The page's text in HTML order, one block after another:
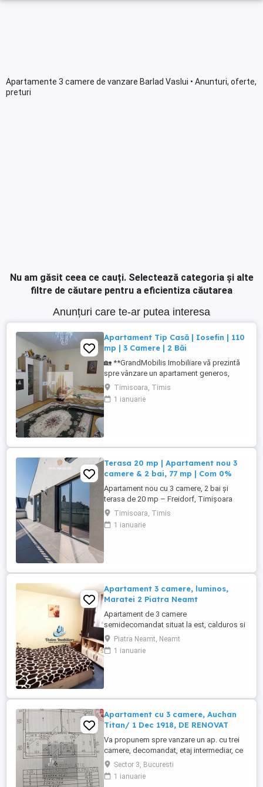
Apartamente 3 camere de vanzare Barlad Vaslui • Anunturi, oferte,
preturi
Nu am găsit ceea ce cauți. Selectează categoria și alte
filtre de căutare pentru a eficientiza căutarea
Anunțuri care te-ar putea interesa
Apartament Tip Casă | Iosefin | 110
mp | 3 Camere | 2 Băi
🏡 **GrandMobilis Imobiliare vă prezintă
spre vânzare un apartament generos,
recent renovat, situat în curte comună, în
zona Iosefin – Timișoara.** Dacă îți
dorești un apartament spațios, într-o zonă
Timisoara, Timis
1 ianuarie
Terasa 20 mp | Apartament nou 3
camere & 2 bai, 77 mp | Com 0%
Apartament nou cu 3 camere, 2 bai și
terasa de 20 mp – Freidorf, Timișoara
Comision 0% pentru cumpărător |
Reprezentare dedicată dezvoltator În
zona Freidorf, una dintre zonele
proiect ...
Timisoara, Timis
1 ianuarie
Apartament 3 camere, luminos,
Maratei 2 Piatra Neamt
Apartament de 3 camere
semidecomandat situat la est, calduros si
foarte luminos situat la etajul 4 din 4 cu
pod imbunatatit (sarpanta cu acte).
Apartamentul se vinde complet mobilat
proprie, ...
Piatra Neamt, Neamt
1 ianuarie
Apartament cu 3 camere, Auchan
Titan/ 1 Dec 1918, DE RENOVAT
Va propunem spre vanzare un ap. cu trei
camere, decomandat, etaj intermediar, ce
necesita renovare integrala, situat in
Sector 3, zona Auchan Titan, pe str Jean
Steriadi. - an 1971 - decomandat -
Sector 3, Bucuresti
1 ianuarie